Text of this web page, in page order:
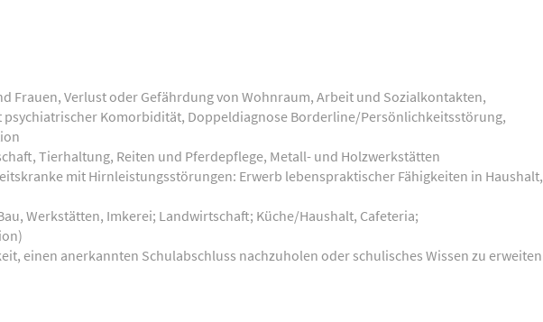
Frauen, Verlust oder Gefährdung von Wohnraum, Arbeit und Sozialkontakten,
Komorbidität, Doppeldiagnose Borderline/Persönlichkeitsstörung,
Tierhaltung, Reiten und Pferdepflege, Metall- und Holzwerkstätten
mit Hirnleistungsstörungen: Erwerb lebenspraktischer Fähigkeiten in Haushalt,
Werkstätten, Imkerei; Landwirtschaft; Küche/Haushalt, Cafeteria;
einen anerkannten Schulabschluss nachzuholen oder schulisches Wissen zu erweiten